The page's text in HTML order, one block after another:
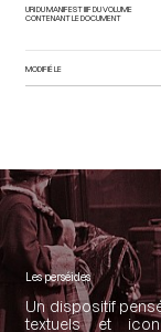
URI DU MANIFEST IIIF DU VOLUME
CONTENANT LE DOCUMENT
MODIFIÉ LE
Les perséides
Un dispositif
textuels et